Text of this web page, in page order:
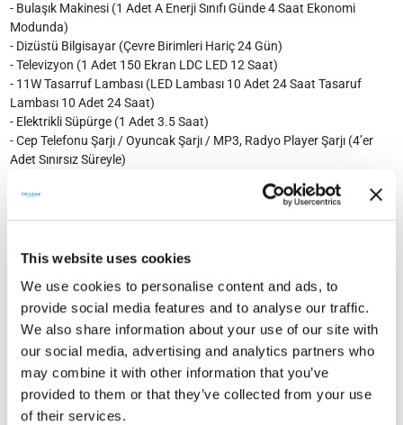
This website uses cookies
We use cookies to personalise content and ads, to
provide social media features and to analyse our traffic.
We also share information about your use of our site with
our social media, advertising and analytics partners who
may combine it with other information that you’ve
provided to them or that they’ve collected from your use
of their services.
- Bulaşık Makinesi (1 Adet A Enerji Sınıfı Günde 4 Saat Ekonomi
Modunda)
- Dizüstü Bilgisayar (Çevre Birimleri Hariç 24 Gün)
- Televizyon (1 Adet 150 Ekran LDC LED 12 Saat)
- 11W Tasarruf Lambası (LED Lambası 10 Adet 24 Saat Tasaruf
Lambası 10 Adet 24 Saat)
- Elektrikli Süpürge (1 Adet 3.5 Saat)
- Cep Telefonu Şarjı / Oyuncak Şarjı / MP3, Radyo Player Şarjı (4’er
Adet Sınırsız Süreyle)
Not:Yukarıda belirtilen kullanım süreleri ve üretim değerleri,
Türkiye’nin ortalama güneşlenme süresi (günlük 4 saat) üzerinden
* LFP Batarya D.O.D değeri %90’ı alınmıştır.
Paket İçeriği